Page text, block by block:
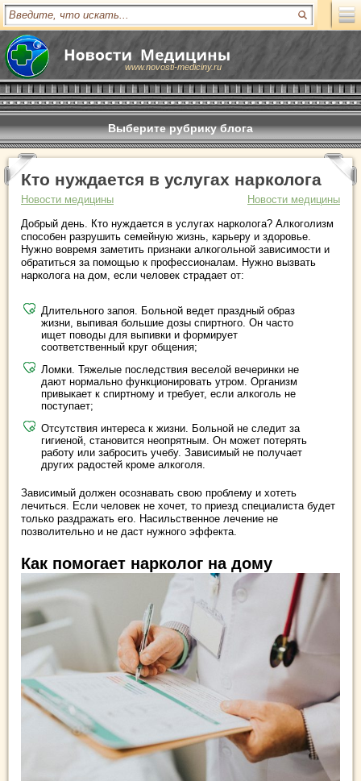
www.novosti-mediciny.ru
Выберите рубрику блога
Кто нуждается в услугах нарколога
Новости медицины
Новости медицины
Добрый день. Кто нуждается в услугах нарколога? Алкоголизм
способен разрушить семейную жизнь, карьеру и здоровье.
Нужно вовремя заметить признаки алкогольной зависимости и
обратиться за помощью к профессионалам. Нужно вызвать
нарколога на дом, если человек страдает от:
Длительного запоя. Больной ведет праздный образ
жизни, выпивая большие дозы спиртного. Он часто
ищет поводы для выпивки и формирует
соответственный круг общения;
Ломки. Тяжелые последствия веселой вечеринки не
дают нормально функционировать утром. Организм
привыкает к спиртному и требует, если алкоголь не
поступает;
Отсутствия интереса к жизни. Больной не следит за
гигиеной, становится неопрятным. Он может потерять
работу или забросить учебу. Зависимый не получает
других радостей кроме алкоголя.
Зависимый должен осознавать свою проблему и хотеть
лечиться. Если человек не хочет, то приезд специалиста будет
только раздражать его. Насильственное лечение не
позволительно и не даст нужного эффекта.
Как помогает нарколог на дому